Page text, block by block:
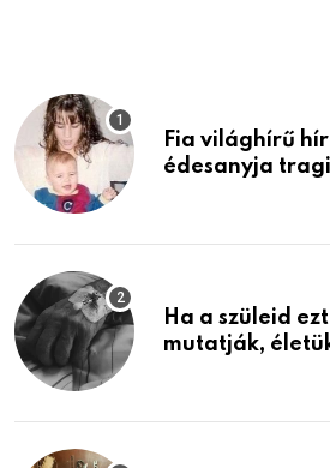
Fia világhírű
édesanyja
Ha a szüleid
mutatják,